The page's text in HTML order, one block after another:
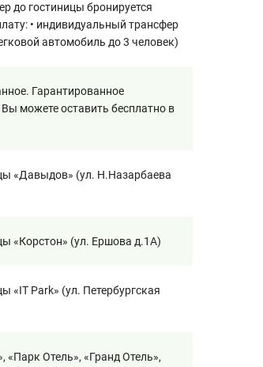
до гостиницы бронируется
• индивидуальный трансфер
автомобиль до 3 человек)
Гарантированное
можете оставить бесплатно в
«Давыдов» (ул. Н.Назарбаева
«Корстон» (ул. Ершова д.1А)
«IT Park» (ул. Петербургская
Отель», «Гранд Отель»,